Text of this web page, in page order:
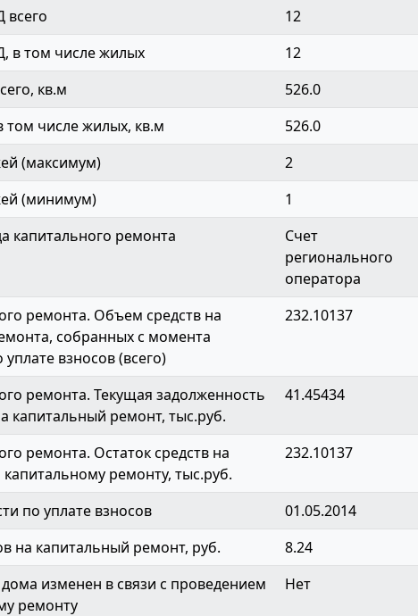
12
в том числе жилых
12
кв.м
526.0
числе жилых, кв.м
526.0
(максимум)
2
(минимум)
1
капитального ремонта
Счет
регионального
оператора
ремонта. Объем средств на
собранных с момента
взносов (всего)
232.10137
ремонта. Текущая задолженность
капитальный ремонт, тыс.руб.
41.45434
ремонта. Остаток средств на
ремонту, тыс.руб.
232.10137
по уплате взносов
01.05.2014
на капитальный ремонт, руб.
8.24
изменен в связи с проведением
ремонту
Нет